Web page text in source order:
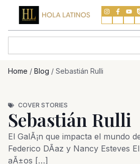
content
Home / Blog / Sebastián Rulli
COVER STORIES
Sebastián Rulli
El GalÃ¡n que impacta el mundo
Federico DÃ­az y Nancy Esteves
aÃ±os […]